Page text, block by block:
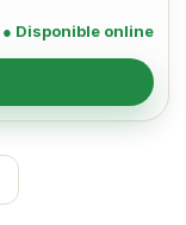
● Disponible online